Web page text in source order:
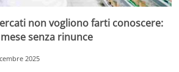
non vogliono farti conoscere:
senza rinunce
2025